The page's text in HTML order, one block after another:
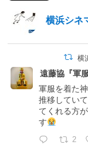
横浜シネ
横
遠藤協『軍
軍服を着た
推移してい
てくれる方
す
2